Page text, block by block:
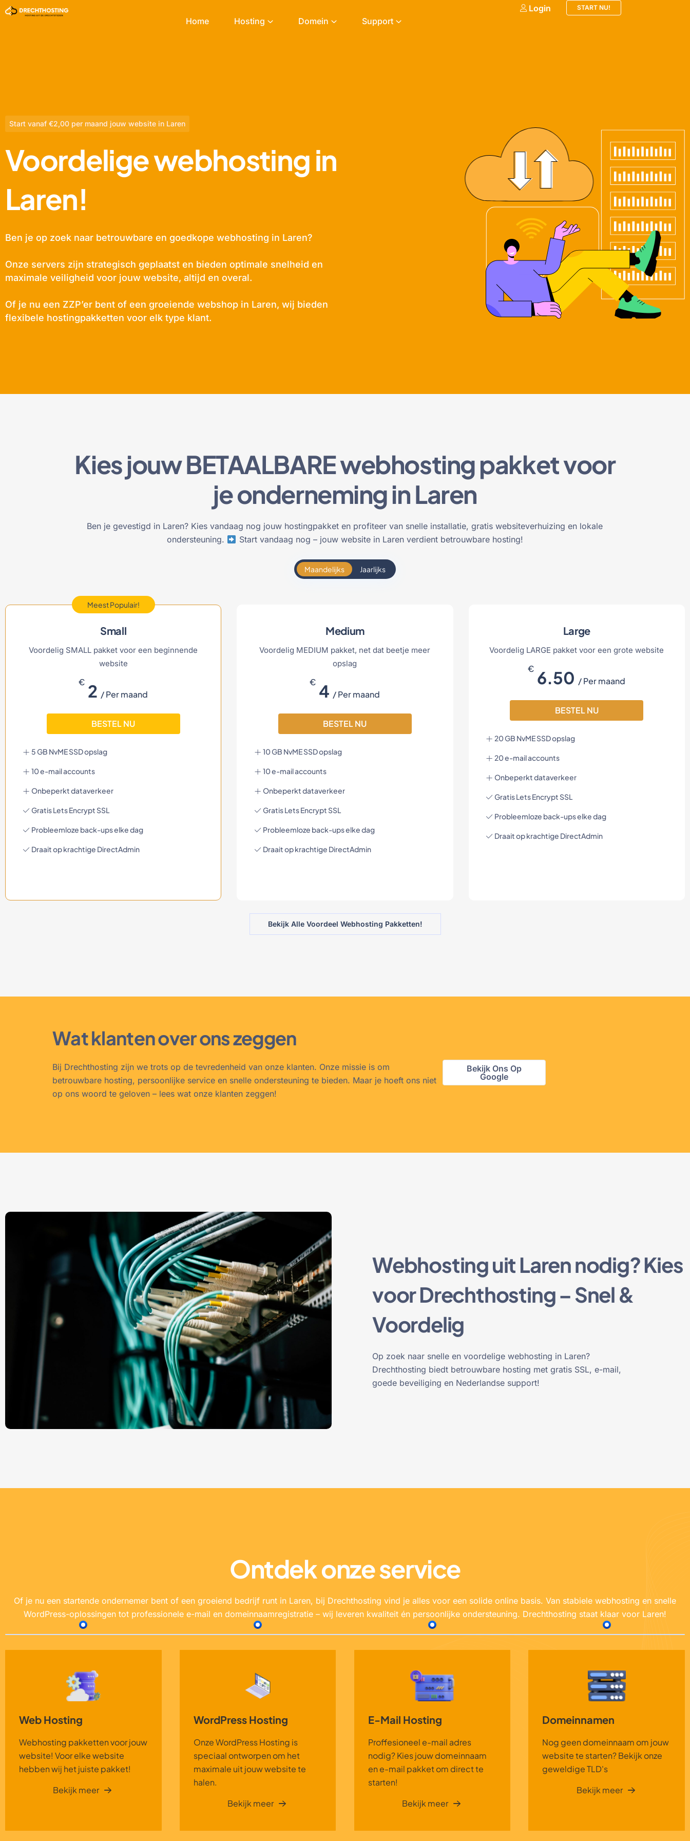
Home Hosting Domein Support
Login START NU!
Start vanaf €2,00 per maand jouw website in Laren
Voordelige webhosting in
Laren!
Ben je op zoek naar betrouwbare en goedkope webhosting in Laren?
Onze servers zijn strategisch geplaatst en bieden optimale snelheid en
maximale veiligheid voor jouw website, altijd en overal.
Of je nu een ZZP’er bent of een groeiende webshop in Laren, wij bieden
flexibele hostingpakketten voor elk type klant.
Kies jouw BETAALBARE webhosting pakket voor
je onderneming in Laren
Ben je gevestigd in Laren? Kies vandaag nog jouw hostingpakket en profiteer van snelle installatie, gratis websiteverhuizing en lokale
ondersteuning.
Start vandaag nog – jouw website in Laren verdient betrouwbare hosting!
Maandelijks Jaarlijks
Meest Populair!
Small
Voordelig SMALL pakket voor een beginnende
website
€ 2 / Per maand
BESTEL NU
5 GB NvME SSD opslag
10 e-mail accounts
Onbeperkt dataverkeer
Gratis Lets Encrypt SSL
Probleemloze back-ups elke dag
Draait op krachtige DirectAdmin
Medium
Voordelig MEDIUM pakket, net dat beetje meer
opslag
€ 4 / Per maand
BESTEL NU
10 GB NvME SSD opslag
10 e-mail accounts
Onbeperkt dataverkeer
Gratis Lets Encrypt SSL
Probleemloze back-ups elke dag
Draait op krachtige DirectAdmin
Large
Voordelig LARGE pakket voor een grote website
€ 6.50 / Per maand
BESTEL NU
20 GB NvME SSD opslag
20 e-mail accounts
Onbeperkt dataverkeer
Gratis Lets Encrypt SSL
Probleemloze back-ups elke dag
Draait op krachtige DirectAdmin
Bekijk Alle Voordeel Webhosting Pakketten!
Wat klanten over ons zeggen
Bij Drechthosting zijn we trots op de tevredenheid van onze klanten. Onze missie is om
betrouwbare hosting, persoonlijke service en snelle ondersteuning te bieden. Maar je hoeft ons niet
op ons woord te geloven – lees wat onze klanten zeggen!
Bekijk Ons Op
Google
Webhosting uit Laren nodig? Kies
voor Drechthosting – Snel &
Voordelig
Op zoek naar snelle en voordelige webhosting in Laren?
Drechthosting biedt betrouwbare hosting met gratis SSL, e-mail,
goede beveiliging en Nederlandse support!
Ontdek onze service
Of je nu een startende ondernemer bent of een groeiend bedrijf runt in Laren, bij Drechthosting vind je alles voor een solide online basis. Van stabiele webhosting en snelle
WordPress-oplossingen tot professionele e-mail en domeinnaamregistratie – wij leveren kwaliteit én persoonlijke ondersteuning. Drechthosting staat klaar voor Laren!
Web Hosting
Webhosting pakketten voor jouw
website! Voor elke website
hebben wij het juiste pakket!
Bekijk meer
WordPress Hosting
Onze WordPress Hosting is
speciaal ontworpen om het
maximale uit jouw website te
halen.
Bekijk meer
E-Mail Hosting
Proffesioneel e-mail adres
nodig? Kies jouw domeinnaam
en e-mail pakket om direct te
starten!
Bekijk meer
Domeinnamen
Nog geen domeinnaam om jouw
website te starten? Bekijk onze
geweldige TLD's
Bekijk meer